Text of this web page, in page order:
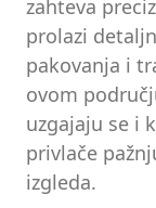
zahteva
prolazi
pakovanja i
ovom
uzgajaju se i
privlače
izgleda.